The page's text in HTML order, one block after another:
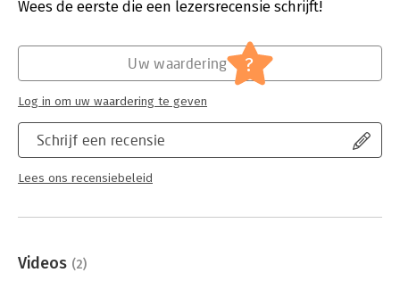
Verschijningsdatum:
1-4-2026
Psychologie
Wees de eerste die een lezersrecensie schrijft!
Schrijf een recensie
Lees ons recensiebeleid
Uw waardering ?
Log in om uw waardering te geven
Videos (2)